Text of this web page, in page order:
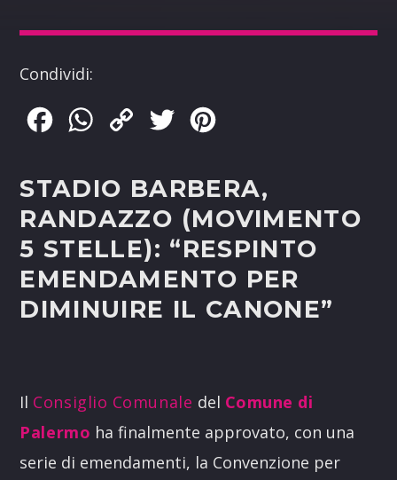
Condividi:
FacebookWhatsApp
Copy
Twitter
STADIO BARBERA,
RANDAZZO (MOVIMENTO
5 STELLE): “RESPINTO
EMENDAMENTO PER
DIMINUIRE IL CANONE”
Il Consiglio Comunale del Comune di
Palermo ha finalmente approvato, con una
serie di emendamenti, la Convenzione per